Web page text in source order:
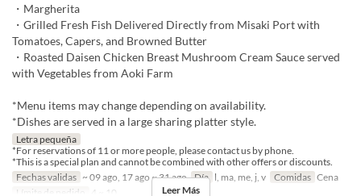
・Margherita
・Grilled Fresh Fish Delivered Directly from Misaki Port with
Tomatoes, Capers, and Browned Butter
・Roasted Daisen Chicken Breast Mushroom Cream Sauce served
with Vegetables from Aoki Farm
*Menu items may change depending on availability.
*Dishes are served in a large sharing platter style.
Letra pequeña
*For reservations of 11 or more people, please contact us by phone.
*This is a special plan and cannot be combined with other offers or discounts.
Fechas validas ~ 09 ago, 17 ago ~ 31 ago Día l, ma, me, j, v Comidas Cena
Límite de pedido
4 ~ 10 Leer Más